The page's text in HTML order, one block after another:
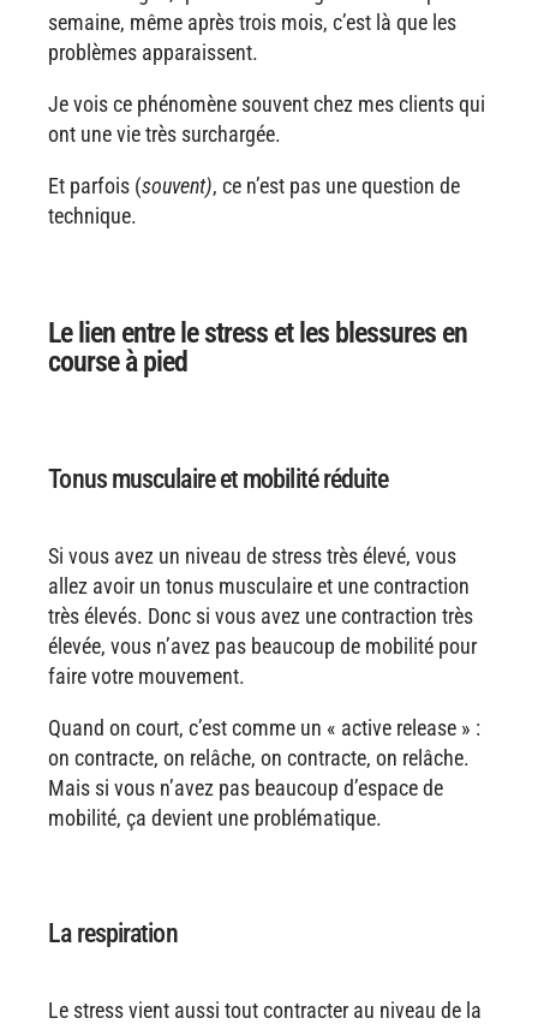
semaine, même après trois mois, c’est là que les
problèmes apparaissent.
Je vois ce phénomène souvent chez mes clients qui
ont une vie très surchargée.
Et parfois (souvent), ce n’est pas une question de
technique.
Le lien entre le stress et les blessures en
course à pied
Tonus musculaire et mobilité réduite
Si vous avez un niveau de stress très élevé, vous
allez avoir un tonus musculaire et une contraction
très élevés. Donc si vous avez une contraction très
élevée, vous n’avez pas beaucoup de mobilité pour
faire votre mouvement.
Quand on court, c’est comme un « active release » :
on contracte, on relâche, on contracte, on relâche.
Mais si vous n’avez pas beaucoup d’espace de
mobilité, ça devient une problématique.
La respiration
Le stress vient aussi tout contracter au niveau de la